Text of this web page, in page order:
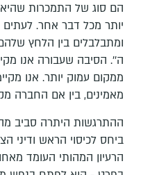
הם סוג של התמכרות שהיא
יותר מכל דבר אחר. לעתים
ומתבלבלים בין הלחץ
ה''. הסיבה שעבורה אנו
ממקום עמוק יותר. אנו
מאמינים, בין אם החברה
ההתרגשות היתרה סביב
ביחס לכיסוי הראש ודיני
הרעיון המהותי העומד